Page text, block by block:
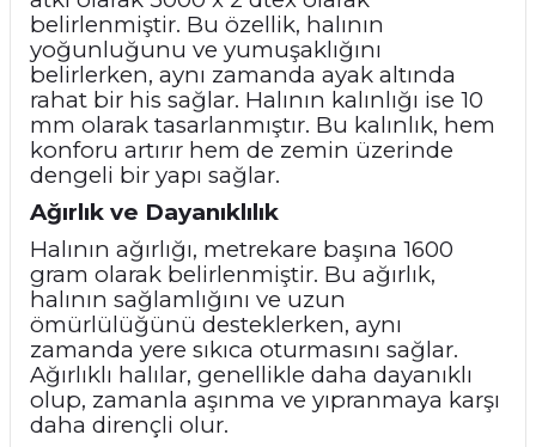
belirlenmiştir. Bu özellik, halının
yoğunluğunu ve yumuşaklığını
belirlerken, aynı zamanda ayak altında
rahat bir his sağlar. Halının kalınlığı ise 10
mm olarak tasarlanmıştır. Bu kalınlık, hem
konforu artırır hem de zemin üzerinde
dengeli bir yapı sağlar.
Ağırlık ve Dayanıklılık
Halının ağırlığı, metrekare başına 1600
gram olarak belirlenmiştir. Bu ağırlık,
halının sağlamlığını ve uzun
ömürlülüğünü desteklerken, aynı
zamanda yere sıkıca oturmasını sağlar.
Ağırlıklı halılar, genellikle daha dayanıklı
olup, zamanla aşınma ve yıpranmaya karşı
daha dirençli olur.